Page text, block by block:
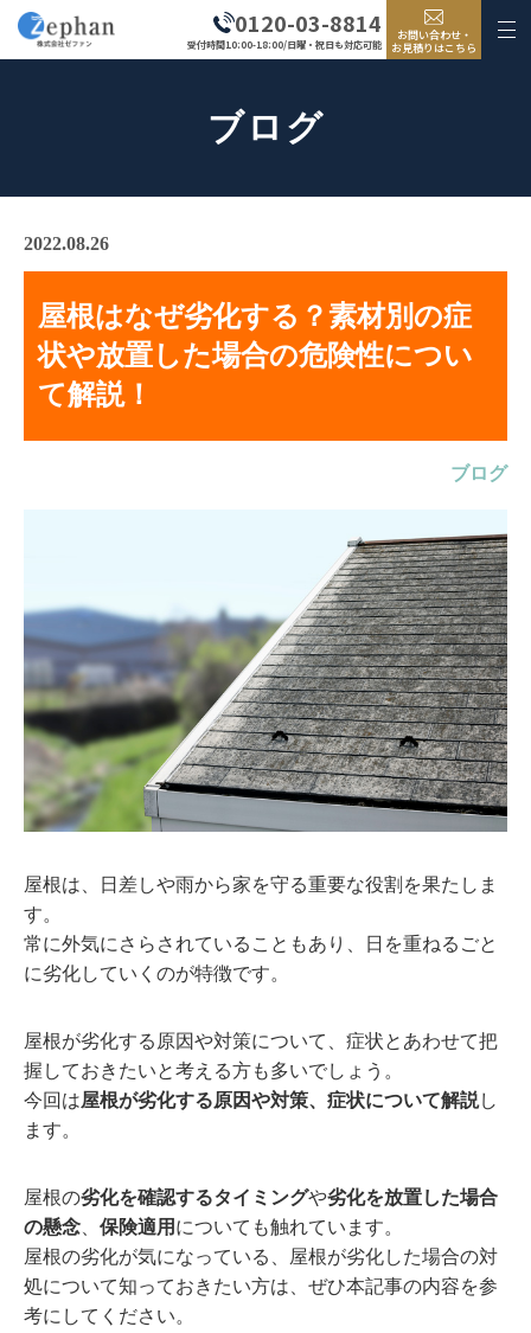
0120-03-8814
受付時間10:00-18:00/日曜・祝日も対応可能
お問い合わせ・
お見積りはこちら
ブログ
2022.08.26
屋根はなぜ劣化する？素材別の症
状や放置した場合の危険性につい
て解説！
ブログ
屋根は、日差しや雨から家を守る重要な役割を果たしま
す。
常に外気にさらされていることもあり、日を重ねるごと
に劣化していくのが特徴です。
屋根が劣化する原因や対策について、症状とあわせて把
握しておきたいと考える方も多いでしょう。
今回は屋根が劣化する原因や対策、症状について解説し
ます。
屋根の劣化を確認するタイミングや劣化を放置した場合
の懸念
保険適用 についても触れています。
屋根の劣化が気になっている、屋根が劣化した場合の対
処について知っておきたい方は、ぜひ本記事の内容を参
考にしてください。